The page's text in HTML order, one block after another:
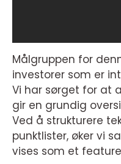
Målgruppen for
investorer som er
Vi har sørget for at
gir en grundig
Ved å strukturere
punktlister, øker vi
vises som et